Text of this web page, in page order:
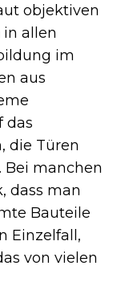
objektiven
in allen
im
aus
das
die Türen
Bei manchen
dass man
Bauteile
Einzelfall,
von vielen